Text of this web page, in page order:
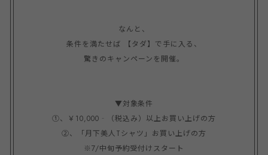
なんと、
条件を満たせば 【タダ】で手に入る、
驚きのキャンペーンを開催。
▼対象条件
①、￥10,000‐（税込み）以上お買い上げの方
②、「月下美人Tシャツ」お買い上げの方
※7/中旬予約受付けスタート